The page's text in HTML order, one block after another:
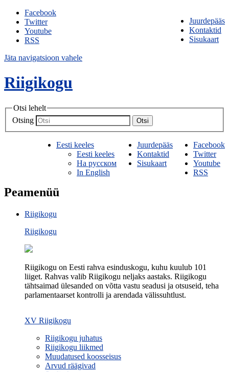
Juurdepääs
Kontaktid
Sisukaart
Facebook
Twitter
Youtube
RSS
Jäta navigatsioon vahele
Riigikogu
Otsi lehelt
Otsing
Otsi
Facebook
Twitter
Youtube
RSS
Juurdepääs
Kontaktid
Sisukaart
Eesti keeles
Eesti keeles
На русском
In English
Peamenüü
Riigikogu
Riigikogu
Riigikogu on Eesti rahva esinduskogu, kuhu kuulub 101
liiget. Rahvas valib Riigikogu neljaks aastaks. Riigikogu
tähtsaimad ülesanded on võtta vastu seadusi ja otsuseid, teha
parlamentaarset kontrolli ja arendada välissuhtlust.
XV Riigikogu
Riigikogu juhatus
Riigikogu liikmed
Muudatused koosseisus
Arvud räägivad